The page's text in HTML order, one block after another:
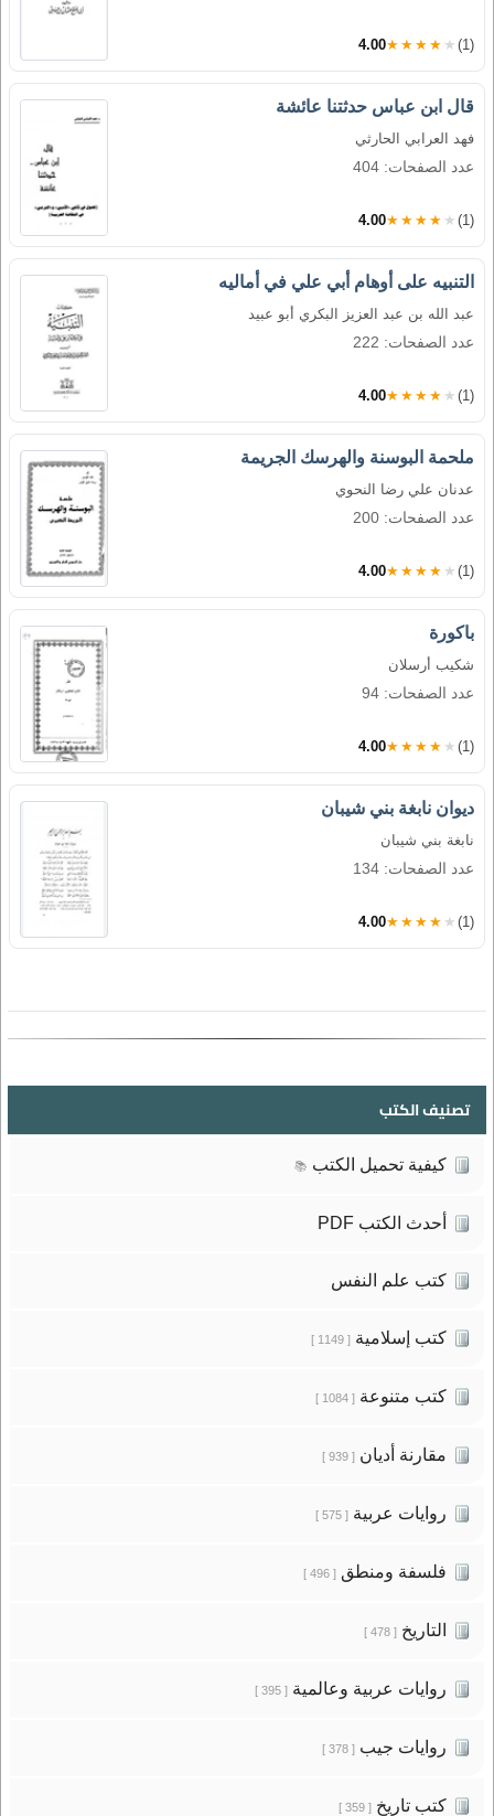
4.00★★★★★ (1)
قال ابن عباس حدثتنا عائشة
فهد العرابي الحارثي
عدد الصفحات: 404
4.00★★★★★ (1)
التنبيه على أوهام أبي علي في أماليه
عبد الله بن عبد العزيز البكري أبو عبيد
عدد الصفحات: 222
4.00★★★★★ (1)
ملحمة البوسنة والهرسك الجريمة
عدنان علي رضا النحوي
عدد الصفحات: 200
4.00★★★★★ (1)
باكورة
شكيب أرسلان
عدد الصفحات: 94
4.00★★★★★ (1)
ديوان نابغة بني شيبان
نابغة بني شيبان
عدد الصفحات: 134
4.00★★★★★ (1)
تصنيف الكتب
كيفية تحميل الكتب 📚
أحدث الكتب PDF
كتب علم النفس
كتب إسلامية[ 1149 ]
كتب متنوعة[ 1084 ]
مقارنة أديان[ 939 ]
روايات عربية[ 575 ]
فلسفة ومنطق[ 496 ]
التاريخ[ 478 ]
روايات عربية وعالمية[ 395 ]
روايات جيب[ 378 ]
كتب تاريخ[ 359 ]